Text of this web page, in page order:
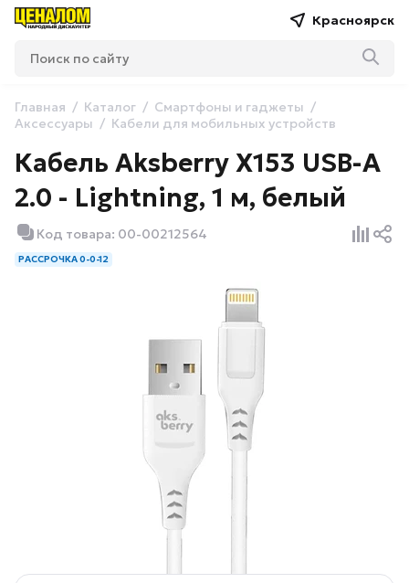
Красноярск
Главная Каталог
Смартфоны и гаджеты
Аксессуары
Кабели для мобильных устройств
Кабель Aksberry X153 USB-A
2.0 - Lightning, 1 м, белый
Код товара: 00-00212564
РАССРОЧКА 0-0-12